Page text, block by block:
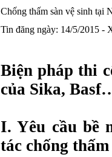
Chống thấm sàn vệ sinh tại
Tin đăng ngày: 14/5/2015 -
Biện pháp thi
của Sika,
I. Yêu cầu bề
tác chống thấm